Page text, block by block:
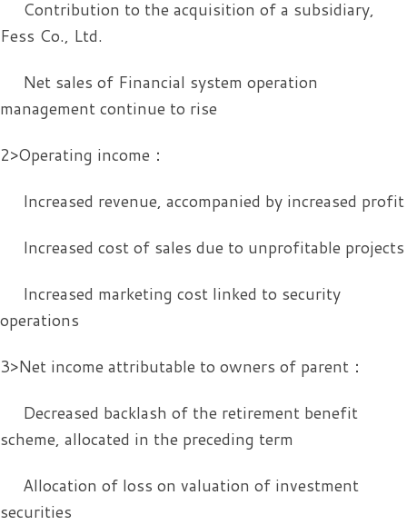
Contribution to the acquisition of a subsidiary,
Fess Co., Ltd.
Net sales of Financial system operation
management continue to rise
2>Operating income：
Increased revenue, accompanied by increased profit
Increased cost of sales due to unprofitable projects
Increased marketing cost linked to security
operations
3>Net income attributable to owners of parent：
Decreased backlash of the retirement benefit
scheme, allocated in the preceding term
Allocation of loss on valuation of investment
securities